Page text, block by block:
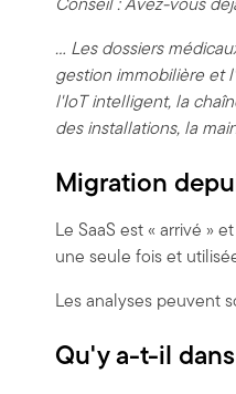
Conseil : Avez-vous
... Les dossiers
gestion immobilière et
l'IoT intelligent, la
des installations, la
Migration
Le SaaS est « arrivé »
une seule fois et
Les analyses peuvent
Qu'y a-t-il